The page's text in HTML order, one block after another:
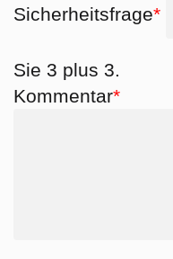
Sicherheitsfrage*
Sie 3 plus 3.
Pflichtfeld
Kommentar*